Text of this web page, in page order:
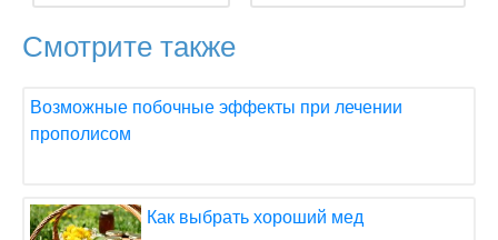
Смотрите также
Возможные побочные эффекты при лечении
прополисом
Как выбрать хороший мед